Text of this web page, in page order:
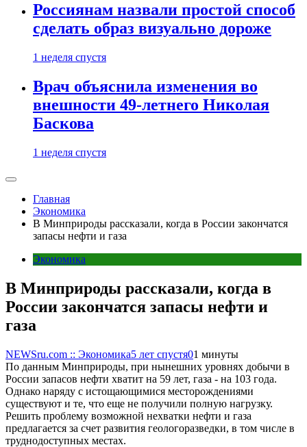
Россиянам назвали простой способ
сделать образ визуально дороже
1 неделя спустя
Врач объяснила изменения во
внешности 49-летнего Николая
Баскова
1 неделя спустя
Главная
Экономика
В Минприроды рассказали, когда в России закончатся
запасы нефти и газа
Экономика
В Минприроды рассказали, когда в
России закончатся запасы нефти и
газа
NEWSru.com :: Экономика5 лет спустя01 минуты
По данным Минприроды, при нынешних уровнях добычи в
России запасов нефти хватит на 59 лет, газа - на 103 года.
Однако наряду с истощающимися месторождениями
существуют и те, что еще не получили полную нагрузку.
Решить проблему возможной нехватки нефти и газа
предлагается за счет развития геологоразведки, в том числе в
труднодоступных местах.